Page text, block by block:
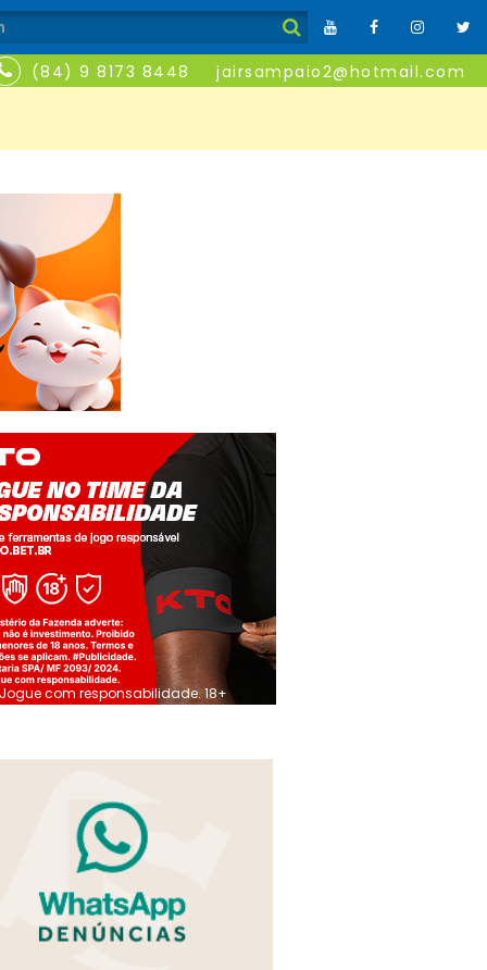
(84) 9 8173 8448 jairsampaio2@hotmail.com
Jogue com responsabilidade. 18+